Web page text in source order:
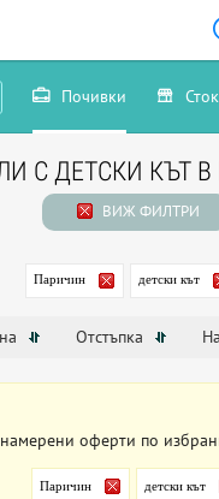
Почивки
С ДЕТСКИ КЪТ В
ВИЖ ФИЛТРИ
Паричин детски кът
Отстъпка
оферти по
Паричин детски кът